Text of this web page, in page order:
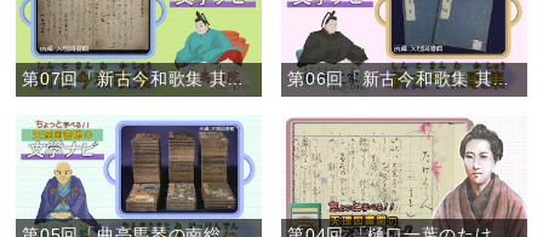
第07回「新古今和歌集 其の弐」 第06回「新古今和歌集 其の壱」